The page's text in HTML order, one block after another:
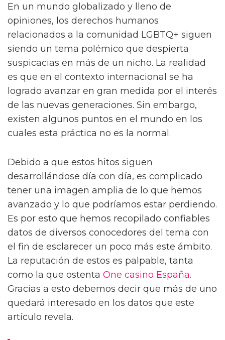
En un mundo globalizado y lleno de
opiniones, los derechos humanos
relacionados a la comunidad LGBTQ+ siguen
siendo un tema polémico que despierta
suspicacias en más de un nicho. La realidad
es que en el contexto internacional se ha
logrado avanzar en gran medida por el interés
de las nuevas generaciones. Sin embargo,
existen algunos puntos en el mundo en los
cuales esta práctica no es la normal.
Debido a que estos hitos siguen
desarrollándose día con día, es complicado
tener una imagen amplia de lo que hemos
avanzado y lo que podríamos estar perdiendo.
Es por esto que hemos recopilado confiables
datos de diversos conocedores del tema con
el fin de esclarecer un poco más este ámbito.
La reputación de estos es palpable, tanta
como la que ostenta One casino España.
Gracias a esto debemos decir que más de uno
quedará interesado en los datos que este
artículo revela.